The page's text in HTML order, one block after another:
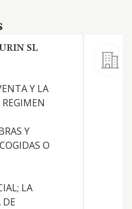
SL
Y LA
Y
O
LA
DE